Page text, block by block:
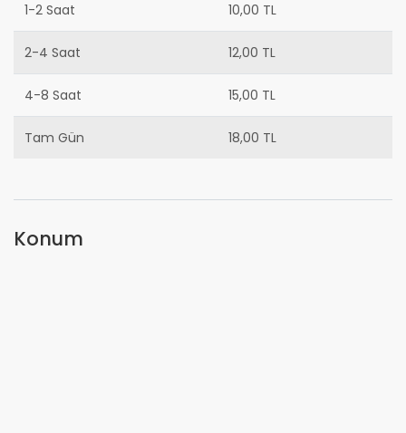
1-2 Saat 10,00 TL
2-4 Saat 12,00 TL
4-8 Saat 15,00 TL
Tam Gün 18,00 TL
Konum